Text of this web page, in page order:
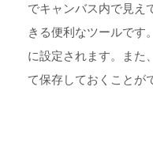
でキャンバス内で見え
きる便利なツールです
に設定されます。また
て保存しておくことが